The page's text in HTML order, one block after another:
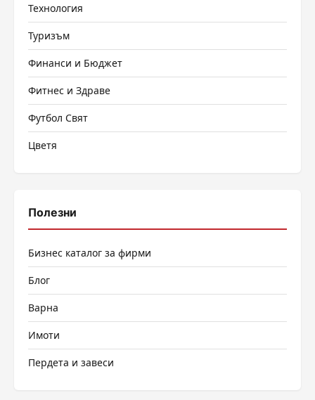
Технология
Туризъм
Финанси и Бюджет
Фитнес и Здраве
Футбол Свят
Цветя
Полезни
Бизнес каталог за фирми
Блог
Варна
Имоти
Пердета и завеси